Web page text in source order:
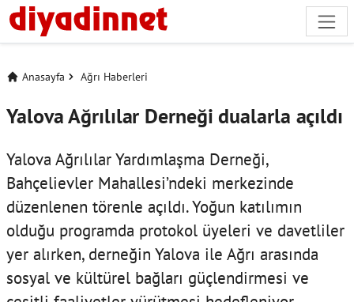
Anasayfa Ağrı Haberleri
Yalova Ağrılılar Derneği dualarla açıldı
Yalova Ağrılılar Yardımlaşma Derneği,
Bahçelievler Mahallesi’ndeki merkezinde
düzenlenen törenle açıldı. Yoğun katılımın
olduğu programda protokol üyeleri ve davetliler
yer alırken, derneğin Yalova ile Ağrı arasında
sosyal ve kültürel bağları güçlendirmesi ve